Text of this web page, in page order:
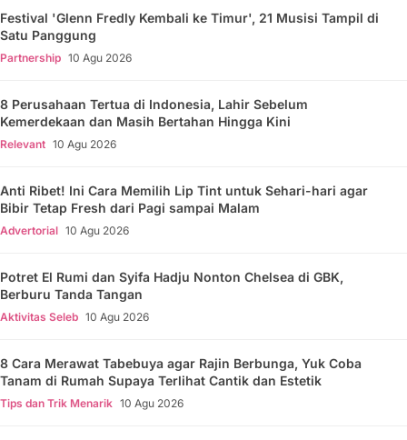
Festival 'Glenn Fredly Kembali ke Timur', 21 Musisi Tampil di
Satu Panggung
Partnership 10 Agu 2026
8 Perusahaan Tertua di Indonesia, Lahir Sebelum
Kemerdekaan dan Masih Bertahan Hingga Kini
Relevant 10 Agu 2026
Anti Ribet! Ini Cara Memilih Lip Tint untuk Sehari-hari agar
Bibir Tetap Fresh dari Pagi sampai Malam
Advertorial 10 Agu 2026
Potret El Rumi dan Syifa Hadju Nonton Chelsea di GBK,
Berburu Tanda Tangan
Aktivitas Seleb 10 Agu 2026
8 Cara Merawat Tabebuya agar Rajin Berbunga, Yuk Coba
Tanam di Rumah Supaya Terlihat Cantik dan Estetik
Tips dan Trik Menarik 10 Agu 2026